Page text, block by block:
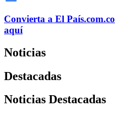
Convierta a El País.com.co
aquí
Noticias
Destacadas
Noticias Destacadas